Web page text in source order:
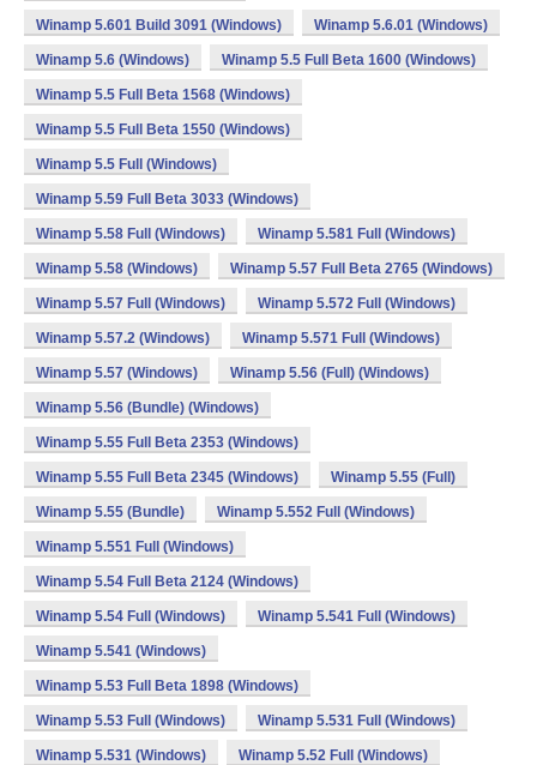
Winamp 5.601 Build 3091 (Windows) Winamp 5.6.01 (Windows)
Winamp 5.6 (Windows) Winamp 5.5 Full Beta 1600 (Windows)
Winamp 5.5 Full Beta 1568 (Windows)
Winamp 5.5 Full Beta 1550 (Windows)
Winamp 5.5 Full (Windows)
Winamp 5.59 Full Beta 3033 (Windows)
Winamp 5.58 Full (Windows) Winamp 5.581 Full (Windows)
Winamp 5.58 (Windows) Winamp 5.57 Full Beta 2765 (Windows)
Winamp 5.57 Full (Windows) Winamp 5.572 Full (Windows)
Winamp 5.57.2 (Windows) Winamp 5.571 Full (Windows)
Winamp 5.57 (Windows) Winamp 5.56 (Full) (Windows)
Winamp 5.56 (Bundle) (Windows)
Winamp 5.55 Full Beta 2353 (Windows)
Winamp 5.55 Full Beta 2345 (Windows) Winamp 5.55 (Full)
Winamp 5.55 (Bundle) Winamp 5.552 Full (Windows)
Winamp 5.551 Full (Windows)
Winamp 5.54 Full Beta 2124 (Windows)
Winamp 5.54 Full (Windows) Winamp 5.541 Full (Windows)
Winamp 5.541 (Windows)
Winamp 5.53 Full Beta 1898 (Windows)
Winamp 5.53 Full (Windows) Winamp 5.531 Full (Windows)
Winamp 5.531 (Windows) Winamp 5.52 Full (Windows)